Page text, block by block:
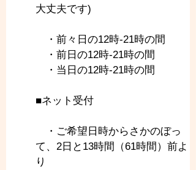
大丈夫です)
・前々日の12時-21時の間
・前日の12時-21時の間
・当日の12時-21時の間
■ネット受付
・ご希望日時からさかのぼっ
て、2日と13時間（61時間）前よ
り